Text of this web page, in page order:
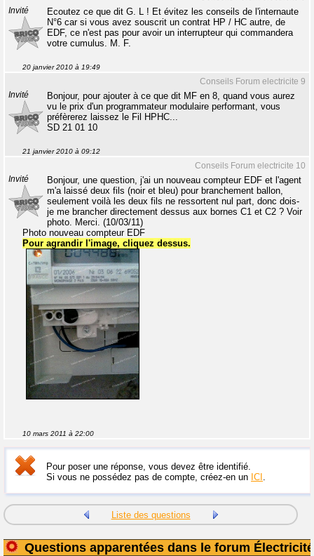
Invité
Ecoutez ce que dit G. L ! Et évitez les conseils de l'internaute
N°6 car si vous avez souscrit un contrat HP / HC autre, de
EDF, ce n'est pas pour avoir un interrupteur qui commandera
votre cumulus. M. F.
20 janvier 2010 à 19:49
Conseils Forum electricite 9
Invité
Bonjour, pour ajouter à ce que dit MF en 8, quand vous aurez
vu le prix d'un programmateur modulaire performant, vous
préfèrerez laissez le Fil HPHC...
SD 21 01 10
21 janvier 2010 à 09:12
Conseils Forum electricite 10
Invité
Bonjour, une question, j'ai un nouveau compteur EDF et l'agent
m'a laissé deux fils (noir et bleu) pour branchement ballon,
seulement voilà les deux fils ne ressortent nul part, donc dois-
je me brancher directement dessus aux bornes C1 et C2 ? Voir
photo. Merci. (10/03/11)
Photo nouveau compteur EDF
Pour agrandir l'image, cliquez dessus.
10 mars 2011 à 22:00
Pour poser une réponse, vous devez être identifié.
Si vous ne possédez pas de compte, créez-en un ICI .
Liste des questions
Questions apparentées dans le forum Électricité